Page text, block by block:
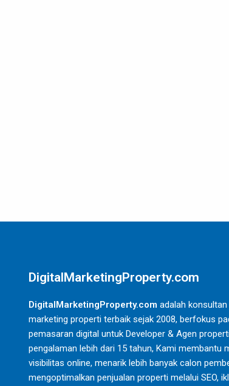
DigitalMarketingProperty.com
DigitalMarketingProperty.com adalah konsultan
marketing properti terbaik sejak 2008, berfokus
pemasaran digital untuk Developer & Agen
pengalaman lebih dari 15 tahun, Kami membantu
visibilitas online, menarik lebih banyak calon
mengoptimalkan penjualan properti melalui SEO,